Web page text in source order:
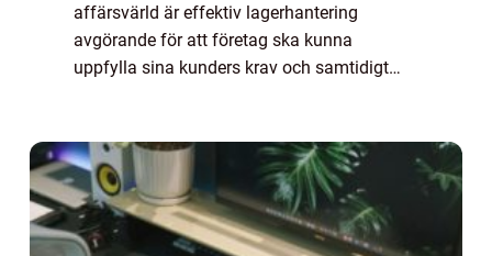
affärsvärld är effektiv lagerhantering
avgörande för att företag ska kunna
uppfylla sina kunders krav och samtidigt